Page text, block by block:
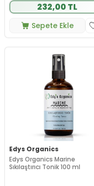
232,00 TL
Sepete Ekle
Edys Organics
Edys Organics Marine
Sıkılaştırıcı Tonik 100 ml